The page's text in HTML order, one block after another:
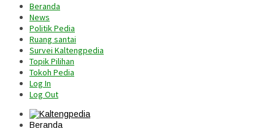
Beranda
News
Politik Pedia
Ruang santai
Survei Kaltengpedia
Topik Pilihan
Tokoh Pedia
Log In
Log Out
Beranda